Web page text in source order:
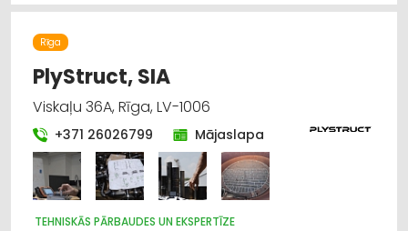
Rīga
PlyStruct, SIA
Viskaļu 36A, Rīga, LV-1006
+371 26026799 Mājaslapa
TEHNISKĀS PĀRBAUDES UN EKSPERTĪZE